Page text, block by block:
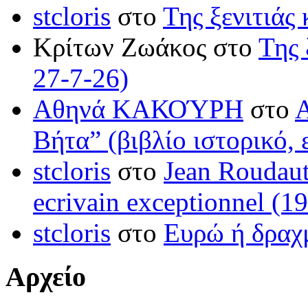
stcloris στο Της
Κρίτων Ζωάκος στο Της
27-7-26)
Αθηνά ΚΑΚΟΎΡΗ στο
Βήτα” (βιβλίο
stcloris στο Jean
ecrivain exceptionnel
stcloris στο Ευρώ ή
Αρχείο